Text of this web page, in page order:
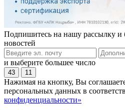
Подпишитесь на нашу рассылку и
новостей
и выберите большее число
43 11
Нажимая на кнопку, Вы
персональных данных в
конфиденциальности»